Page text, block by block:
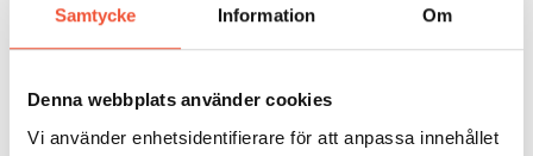
Samtycke Information Om
Denna webbplats använder cookies
Vi använder enhetsidentifierare för att anpassa innehållet
Strålningsvärme kan överföras utan hjälp av något
med strålning i vakuumugnar.